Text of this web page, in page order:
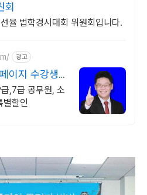
회
율 법학경시대회 위원회입니다.
광고
이지 수강생 2
,7급 공무원, 소
별할인